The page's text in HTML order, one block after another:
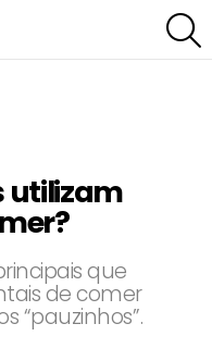
utilizam
que
de comer
“pauzinhos”.